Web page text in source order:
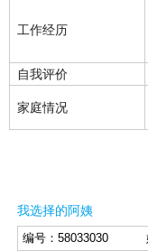
工作经历
自我评价
家庭情况
我选择的阿姨